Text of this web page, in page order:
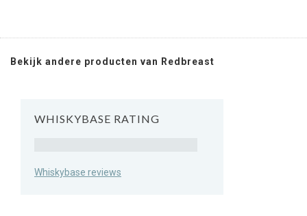
Bekijk andere producten van Redbreast
WHISKYBASE RATING
Whiskybase reviews